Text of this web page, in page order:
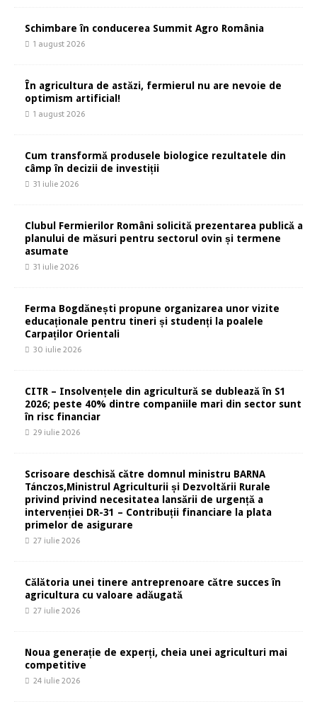
Schimbare în conducerea Summit Agro România
1 august 2026
În agricultura de astăzi, fermierul nu are nevoie de
optimism artificial!
1 august 2026
Cum transformă produsele biologice rezultatele din
câmp în decizii de investiții
31 iulie 2026
Clubul Fermierilor Români solicită prezentarea publică a
planului de măsuri pentru sectorul ovin și termene
asumate
31 iulie 2026
Ferma Bogdănești propune organizarea unor vizite
educaționale pentru tineri și studenți la poalele
Carpaților Orientali
30 iulie 2026
CITR – Insolvențele din agricultură se dublează în S1
2026; peste 40% dintre companiile mari din sector sunt
în risc financiar
29 iulie 2026
Scrisoare deschisă către domnul ministru BARNA
Tánczos,Ministrul Agriculturii și Dezvoltării Rurale
privind privind necesitatea lansării de urgență a
intervenției DR-31 – Contribuții financiare la plata
primelor de asigurare
27 iulie 2026
Călătoria unei tinere antreprenoare către succes în
agricultura cu valoare adăugată
27 iulie 2026
Noua generație de experți, cheia unei agriculturi mai
competitive
24 iulie 2026